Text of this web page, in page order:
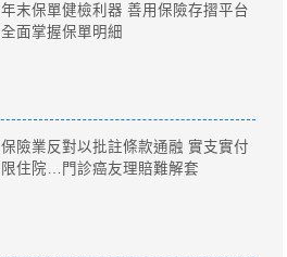
年末保單健檢利器 善用保險存摺平台
全面掌握保單明細
保險業反對以批註條款通融 實支實付
限住院…門診癌友理賠難解套